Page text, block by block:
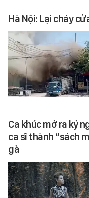
Hà Nội: Lại cháy
Ca khúc mở ra kỷ
ca sĩ thành “sách
gà